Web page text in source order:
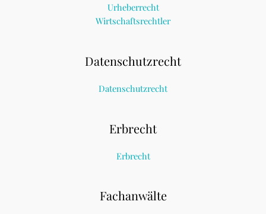
Urheberrecht
Wirtschaftsrechtler
Datenschutzrecht
Datenschutzrecht
Erbrecht
Erbrecht
Fachanwälte